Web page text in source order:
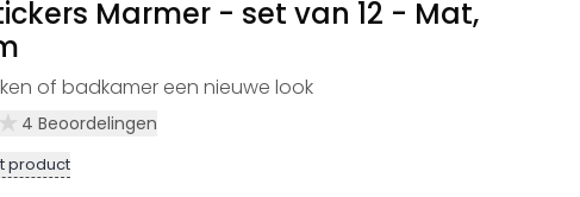
Marmer - set van 12 - Mat,
of badkamer een nieuwe look
4 Beoordelingen
product